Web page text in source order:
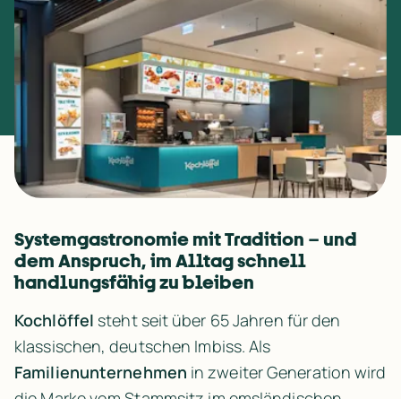
Systemgastronomie mit Tradition – und
dem Anspruch, im Alltag schnell
handlungsfähig zu bleiben
Kochlöffel steht seit über 65 Jahren für den
Familienunternehmen in zweiter Generation wird